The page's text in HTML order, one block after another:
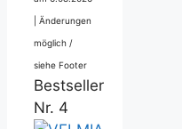
Änderungen
möglich /
siehe Footer
Bestseller
Nr. 4